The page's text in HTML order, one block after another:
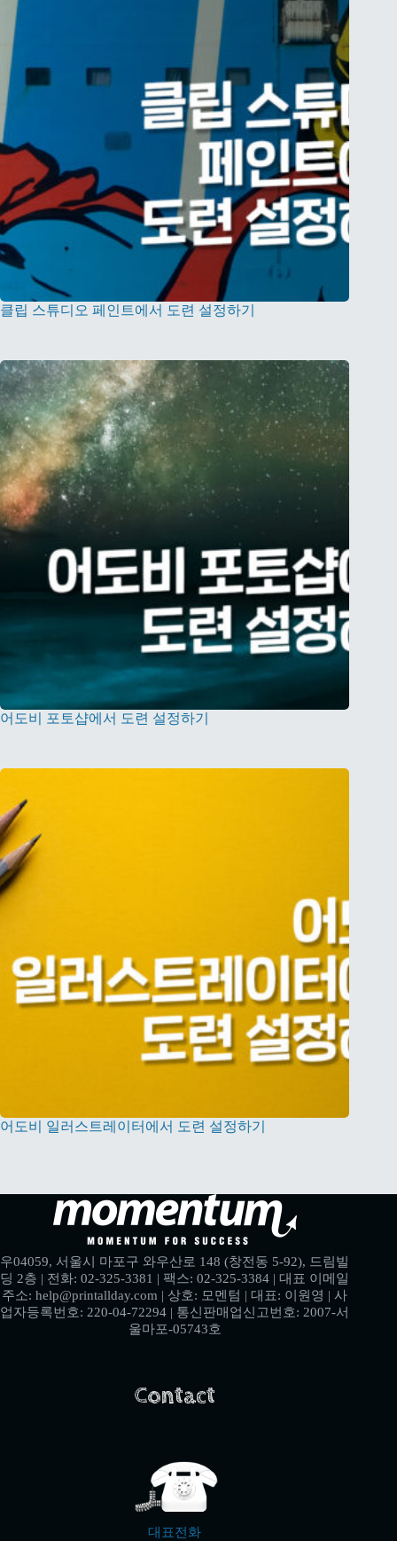
클립 스튜디오 페인트에서 도련 설정하기
어도비 포토샵에서 도련 설정하기
어도비 일러스트레이터에서 도련 설정하기
우04059, 서울시 마포구 와우산로 148 (창전동 5-92), 드림빌
딩 2층 | 전화: 02-325-3381 | 팩스: 02-325-3384 | 대표 이메일
주소: help@printallday.com | 상호: 모멘텀 | 대표: 이원영 | 사
업자등록번호: 220-04-72294 | 통신판매업신고번호: 2007-서
울마포-05743호
Contact
대표전화